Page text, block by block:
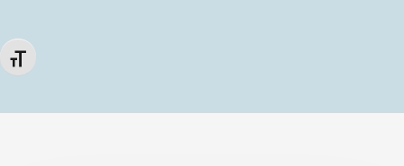
Changer la taille de la police